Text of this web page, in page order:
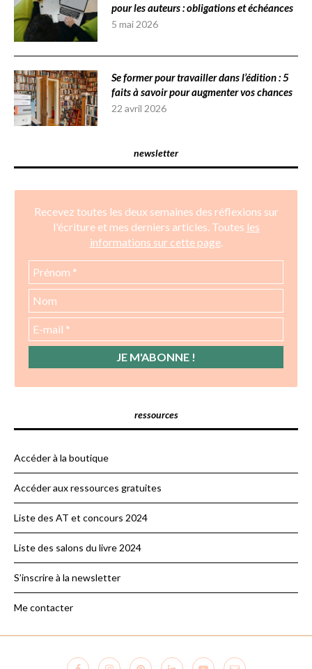
pour les auteurs : obligations et échéances
5 mai 2026
Se former pour travailler dans l’édition : 5
faits à savoir pour augmenter vos chances
22 avril 2026
newsletter
Recevez toutes les deux semaines des réflexions sur
l'écriture et mes derniers articles. Toutes les
informations sur cette page.
ressources
Accéder à la boutique
Accéder aux ressources gratuites
Liste des AT et concours 2024
Liste des salons du livre 2024
S’inscrire à la newsletter
Me contacter